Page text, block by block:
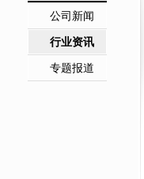
公司新闻
行业资讯
专题报道